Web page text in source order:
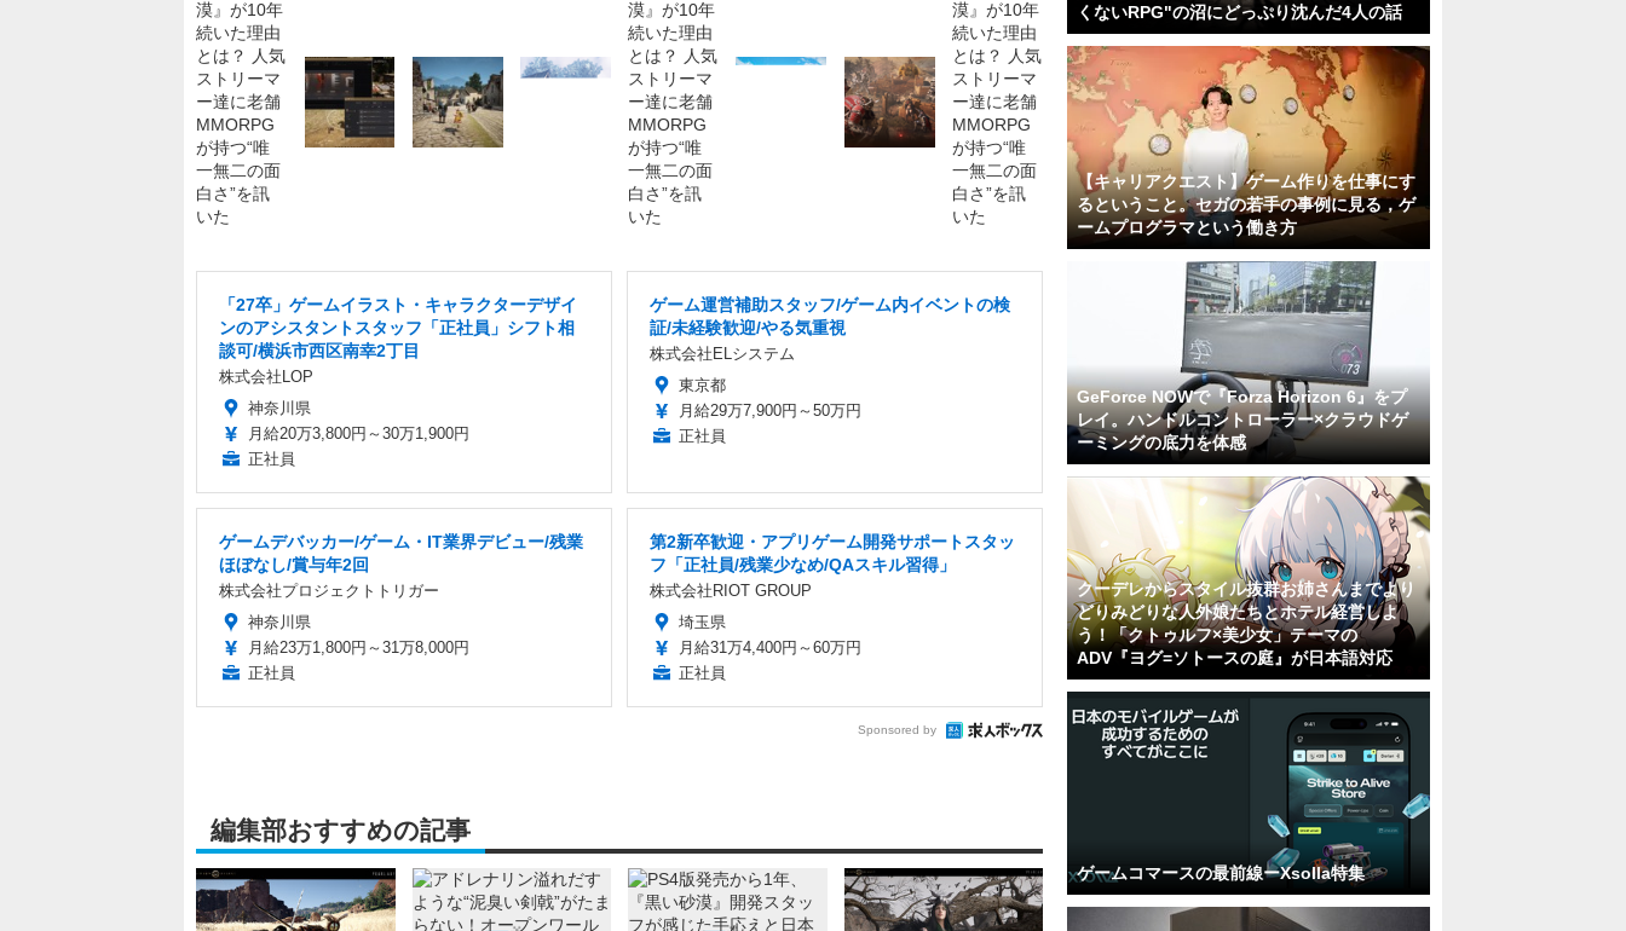
「27卒」ゲームイラスト・キャラクターデザイ
ンのアシスタントスタッフ「正社員」シフト相
談可/横浜市西区南幸2丁目
株式会社LOP
神奈川県
月給20万3,800円～30万1,900円
正社員
ゲーム運営補助スタッフ/ゲーム内イベントの検
証/未経験歓迎/やる気重視
株式会社ELシステム
東京都
月給29万7,900円～50万円
正社員
ゲームデバッカー/ゲーム・IT業界デビュー/残業
ほぼなし/賞与年2回
株式会社プロジェクトトリガー
神奈川県
月給23万1,800円～31万8,000円
正社員
第2新卒歓迎・アプリゲーム開発サポートスタッ
フ「正社員/残業少なめ/QAスキル習得」
株式会社RIOT GROUP
埼玉県
月給31万4,400円～60万円
正社員
Sponsored by
編集部おすすめの記事
くないRPG"の沼にどっぷり沈んだ4人の話
【キャリアクエスト】ゲーム作りを仕事にす
るということ。セガの若手の事例に見る，ゲ
ームプログラマという働き方
GeForce NOWで『Forza Horizon 6』をプ
レイ。ハンドルコントローラー×クラウドゲ
ーミングの底力を体感
クーデレからスタイル抜群お姉さんまでより
どりみどりな人外娘たちとホテル経営しよ
う！「クトゥルフ×美少女」テーマの
ADV『ヨグ=ソトースの庭』が日本語対応
ゲームコマースの最前線ーXsolla特集